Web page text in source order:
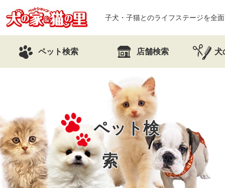
子犬・子猫とのライフステージを全
ペット検索 店舗検索 犬
ペット検
索